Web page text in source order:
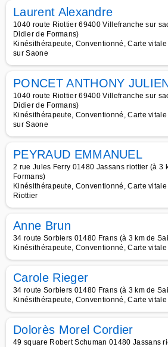
Laurent Alexandre
1040 route Riottier 69400 Villefranche sur
Didier de Formans)
Kinésithérapeute, Conventionné, Carte
sur Saone
PONCET ANTHONY
1040 route Riottier 69400 Villefranche sur
Didier de Formans)
Kinésithérapeute, Conventionné, Carte
sur Saone
PEYRAUD EMMANUEL
2 rue Jules Ferry 01480 Jassans riottier (à 3
Formans)
Kinésithérapeute, Conventionné, Carte
Riottier
Anne Brun
34 route Sorbiers 01480 Frans (à 3 km de
Kinésithérapeute, Conventionné, Carte
Carole Rieger
34 route Sorbiers 01480 Frans (à 3 km de
Kinésithérapeute, Conventionné, Carte
Dolorès Morel Cordier
49 square Robert Schuman 01480 Jassans